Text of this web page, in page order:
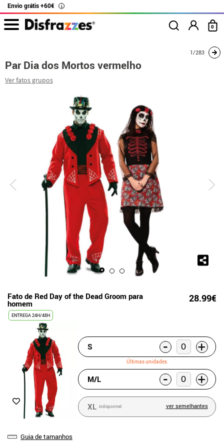
Envio grátis +60€ i
0
Par Dia dos Mortos vermelho1/283
Par Dia dos Mortos vermelho
Ver fatos grupos
Fato de Red Day of the Dead Groom para
homem 28.99€
ENTREGA 24H/48H
Guia de tamanhos
S - +
Últimas unidades
M/L - +
XL indisponível ver semelhantes